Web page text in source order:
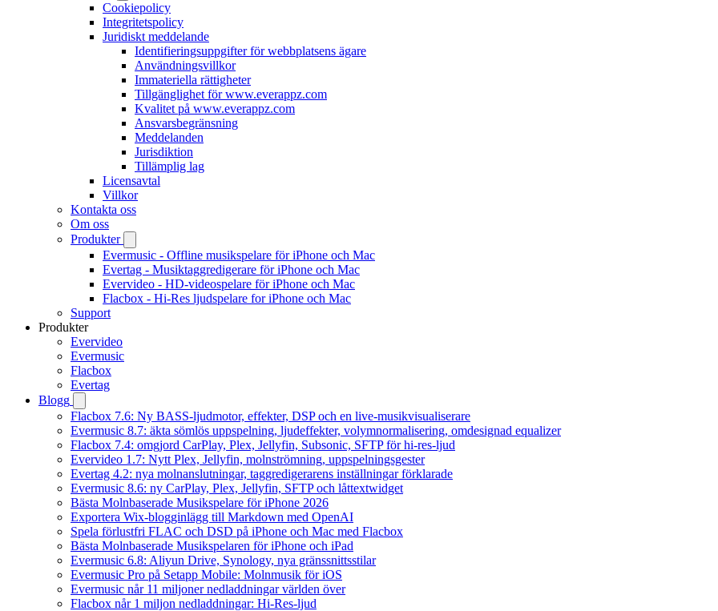
Cookiepolicy
Integritetspolicy
Juridiskt meddelande
Identifieringsuppgifter för webbplatsens ägare
Användningsvillkor
Immateriella rättigheter
Tillgänglighet för www.everappz.com
Kvalitet på www.everappz.com
Ansvarsbegränsning
Meddelanden
Jurisdiktion
Tillämplig lag
Licensavtal
Villkor
Kontakta oss
Om oss
Produkter
Evermusic - Offline musikspelare för iPhone och Mac
Evertag - Musiktaggredigerare för iPhone och Mac
Evervideo - HD-videospelare för iPhone och Mac
Flacbox - Hi-Res ljudspelare for iPhone och Mac
Support
Produkter
Evervideo
Evermusic
Flacbox
Evertag
Blogg
Flacbox 7.6: Ny BASS-ljudmotor, effekter, DSP och en live-musikvisualiserare
Evermusic 8.7: äkta sömlös uppspelning, ljudeffekter, volymnormalisering, omdesignad equalizer
Flacbox 7.4: omgjord CarPlay, Plex, Jellyfin, Subsonic, SFTP för hi-res-ljud
Evervideo 1.7: Nytt Plex, Jellyfin, molnströmning, uppspelningsgester
Evertag 4.2: nya molnanslutningar, taggredigerarens inställningar förklarade
Evermusic 8.6: ny CarPlay, Plex, Jellyfin, SFTP och låttextwidget
Bästa Molnbaserade Musikspelare för iPhone 2026
Exportera Wix-blogginlägg till Markdown med OpenAI
Spela förlustfri FLAC och DSD på iPhone och Mac med Flacbox
Bästa Molnbaserade Musikspelaren för iPhone och iPad
Evermusic 6.8: Aliyun Drive, Synology, nya gränssnittsstilar
Evermusic Pro på Setapp Mobile: Molnmusik för iOS
Evermusic når 11 miljoner nedladdningar världen över
Flacbox når 1 miljon nedladdningar: Hi-Res-ljud